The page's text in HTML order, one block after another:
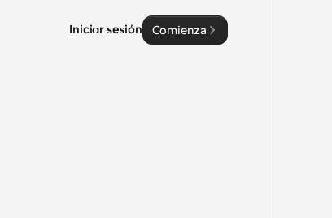
Iniciar sesión Comienza